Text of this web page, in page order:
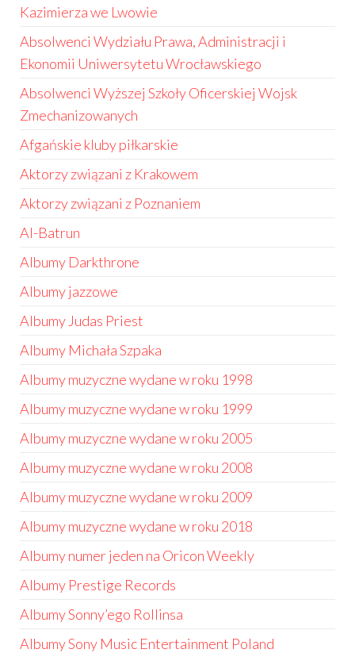
Kazimierza we Lwowie
Absolwenci Wydziału Prawa, Administracji i
Ekonomii Uniwersytetu Wrocławskiego
Absolwenci Wyższej Szkoły Oficerskiej Wojsk
Zmechanizowanych
Afgańskie kluby piłkarskie
Aktorzy związani z Krakowem
Aktorzy związani z Poznaniem
Al-Batrun
Albumy Darkthrone
Albumy jazzowe
Albumy Judas Priest
Albumy Michała Szpaka
Albumy muzyczne wydane w roku 1998
Albumy muzyczne wydane w roku 1999
Albumy muzyczne wydane w roku 2005
Albumy muzyczne wydane w roku 2008
Albumy muzyczne wydane w roku 2009
Albumy muzyczne wydane w roku 2018
Albumy numer jeden na Oricon Weekly
Albumy Prestige Records
Albumy Sonny’ego Rollinsa
Albumy Sony Music Entertainment Poland